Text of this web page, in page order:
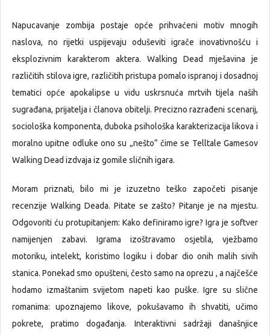
Napucavanje zombija postaje opće prihvaćeni motiv mnogih
naslova, no rijetki uspijevaju oduševiti igrače inovativnošću i
eksplozivnim karakterom aktera. Walking Dead mješavina je
različitih stilova igre, različitih pristupa pomalo ispranoj i dosadnoj
tematici opće apokalipse u vidu uskrsnuća mrtvih tijela naših
sugrađana, prijatelja i članova obitelji. Precizno razrađeni scenarij,
sociološka komponenta, duboka psihološka karakterizacija likova i
moralno upitne odluke ono su „nešto“ čime se Telltale Gamesov
Walking Dead izdvaja iz gomile sličnih igara.
Moram priznati, bilo mi je izuzetno teško započeti pisanje
recenzije Walking Deada. Pitate se zašto? Pitanje je na mjestu.
Odgovoriti ću protupitanjem: Kako definiramo igre? Igra je softver
namijenjen zabavi. Igrama izoštravamo osjetila, vježbamo
motoriku, intelekt, koristimo logiku i dobar dio onih malih sivih
stanica. Ponekad smo opušteni, često samo na oprezu , a najčešće
hodamo izmaštanim svijetom napeti kao puške. Igre su slične
romanima: upoznajemo likove, pokušavamo ih shvatiti, učimo
pokrete, pratimo događanja. Interaktivni sadržaji današnjice